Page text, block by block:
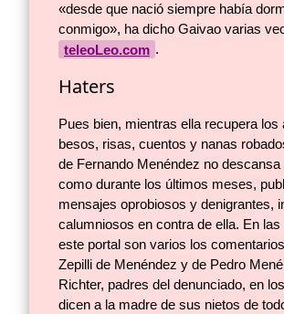
«desde que nació siempre había
conmigo», ha dicho Gaivao varias
teleoLeo.com .
Haters
Pues bien, mientras ella recupera los
besos, risas, cuentos y nanas
de Fernando Menéndez no descansa
como durante los últimos meses,
mensajes oprobiosos y denigrantes,
calumniosos en contra de ella. En las
este portal son varios los
Zepilli de Menéndez y de Pedro
Richter, padres del denunciado, en
dicen a la madre de sus nietos de